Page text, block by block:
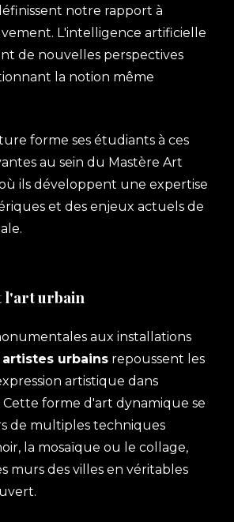
notre rapport à
L'intelligence artificielle
de nouvelles perspectives
la notion même
forme ses étudiants à ces
au sein du Mastère Art
ils développent une expertise
et des enjeux actuels de
l'art urbain
aux installations
artistes urbains repoussent les
artistique dans
Cette forme d'art dynamique se
de multiples techniques
la mosaïque ou le collage,
murs des villes en véritables